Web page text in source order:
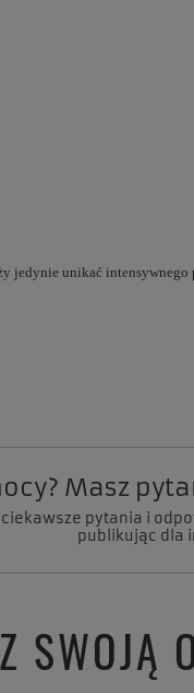
unikać
Masz
pytania i
publikując dla
SWOJĄ